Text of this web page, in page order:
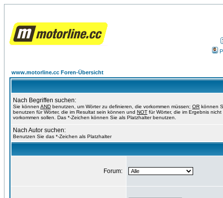
www.motorline.cc Foren-Übersicht
Nach Begriffen suchen:
Sie können AND benutzen, um Wörter zu definieren, die vorkommen müssen; OR können
benutzen für Wörter, die im Resultat sein können und NOT für Wörter, die im Ergebnis nicht
vorkommen sollen. Das *-Zeichen können Sie als Platzhalter benutzen.
Nach Autor suchen:
Benutzen Sie das *-Zeichen als Platzhalter
Forum: